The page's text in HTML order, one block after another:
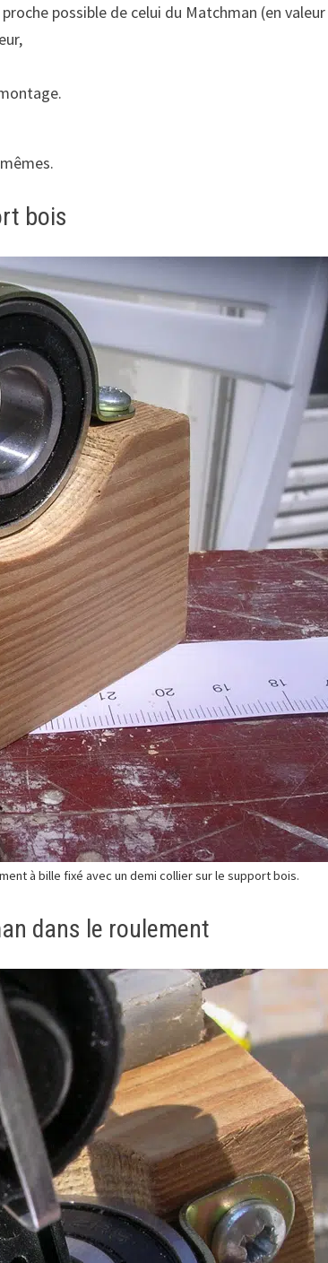
possible de celui du Matchman (en
bois
à bille fixé avec un demi collier sur le support bois.
dans le roulement